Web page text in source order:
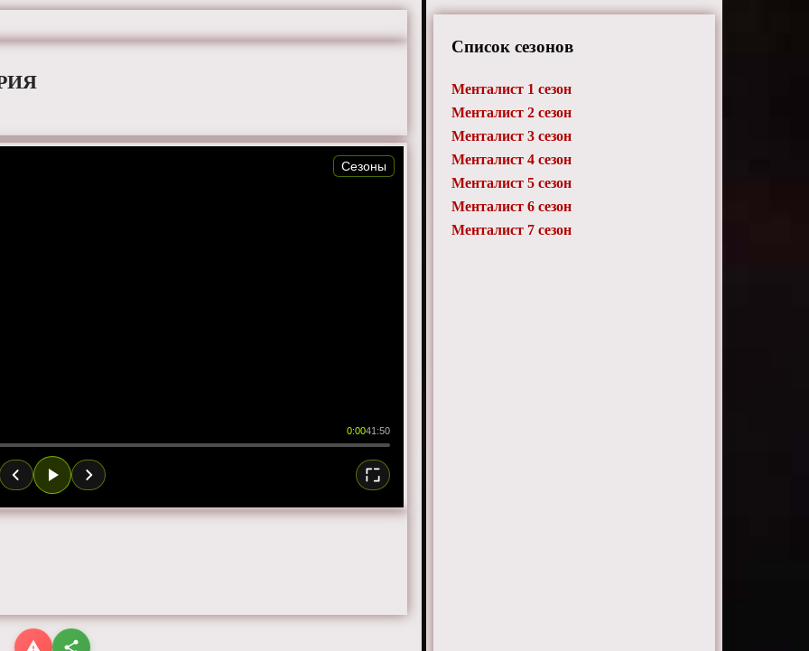
0:0041:50
Сезоны
Список сезонов
Менталист 1 сезон
Менталист 2 сезон
Менталист 3 сезон
Менталист 4 сезон
Менталист 5 сезон
Менталист 6 сезон
Менталист 7 сезон